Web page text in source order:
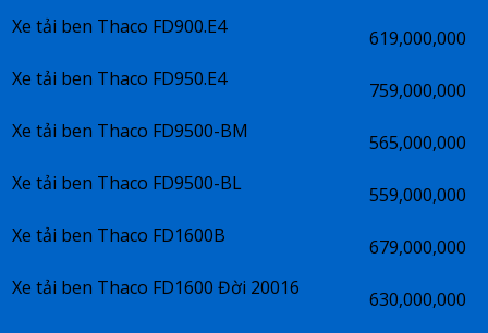
Xe tải ben Thaco FD900.E4
619,000,000
Xe tải ben Thaco FD950.E4
759,000,000
Xe tải ben Thaco FD9500-BM
565,000,000
Xe tải ben Thaco FD9500-BL
559,000,000
Xe tải ben Thaco FD1600B
679,000,000
Xe tải ben Thaco FD1600 Đời 20016
630,000,000